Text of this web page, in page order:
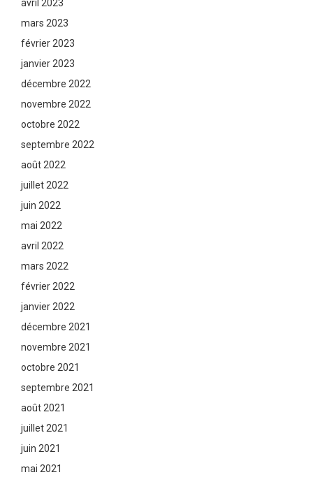
avril 2023
mars 2023
février 2023
janvier 2023
décembre 2022
novembre 2022
octobre 2022
septembre 2022
août 2022
juillet 2022
juin 2022
mai 2022
avril 2022
mars 2022
février 2022
janvier 2022
décembre 2021
novembre 2021
octobre 2021
septembre 2021
août 2021
juillet 2021
juin 2021
mai 2021